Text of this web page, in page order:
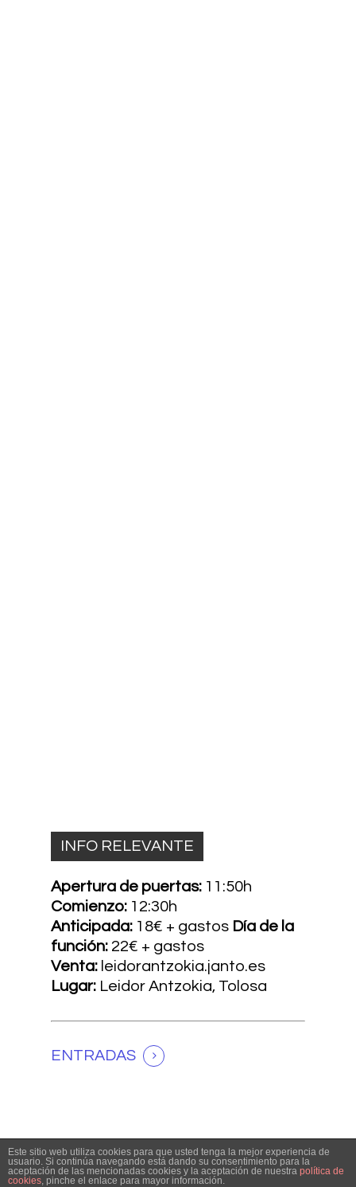
INFO RELEVANTE
Apertura de puertas: 11:50h
Comienzo: 12:30h
Anticipada: 18€ + gastos Día de la
función: 22€ + gastos
Venta: leidorantzokia.janto.es
Lugar: Leidor Antzokia, Tolosa
ENTRADAS
Este sitio web utiliza cookies para que usted tenga la mejor experiencia de
usuario. Si continúa navegando está dando su consentimiento para la
aceptación de las mencionadas cookies y la aceptación de nuestra política de
cookies, pinche el enlace para mayor información.